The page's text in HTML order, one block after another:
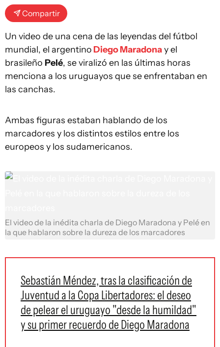
Compartir
Un video de una cena de las leyendas del fútbol
mundial, el argentino Diego Maradonay el
brasileño Pelé, se viralizó en las últimas horas
menciona a los uruguayos que se enfrentaban en
las canchas.
Ambas figuras estaban hablando de los
marcadores y los distintos estilos entre los
europeos y los sudamericanos.
El video de la inédita charla de Diego Maradona y Pelé en
la que hablaron sobre la dureza de los marcadores
Sebastián Méndez, tras la clasificación de
Juventud a la Copa Libertadores: el deseo
de pelear el uruguayo "desde la humildad"
y su primer recuerdo de Diego Maradona